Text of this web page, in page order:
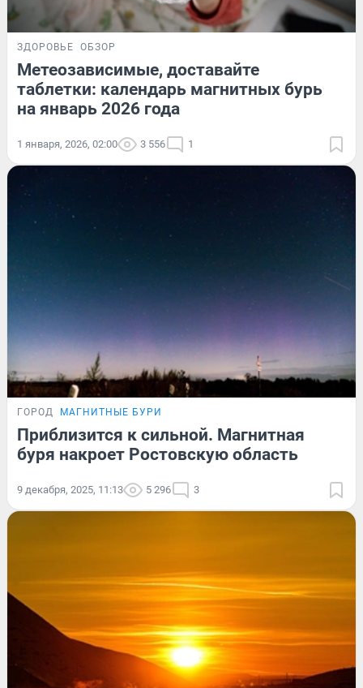
ЗДОРОВЬЕ ОБЗОР
Метеозависимые, доставайте
таблетки: календарь магнитных бурь
на январь 2026 года
1 января, 2026, 02:00 3 556 1
ГОРОД МАГНИТНЫЕ БУРИ
Приблизится к сильной. Магнитная
буря накроет Ростовскую область
9 декабря, 2025, 11:13 5 296 3